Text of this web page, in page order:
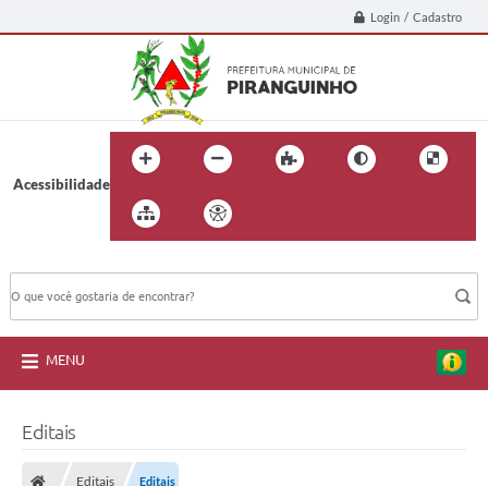
Login / Cadastro
Acessibilidade
MENU
Editais
Editais Editais